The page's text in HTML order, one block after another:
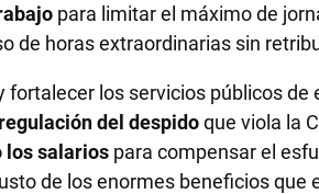
para limitar el máximo de
de horas extraordinarias sin
los servicios públicos de
del despidoque viola la
los salarios para compensar el
de los enormes beneficios